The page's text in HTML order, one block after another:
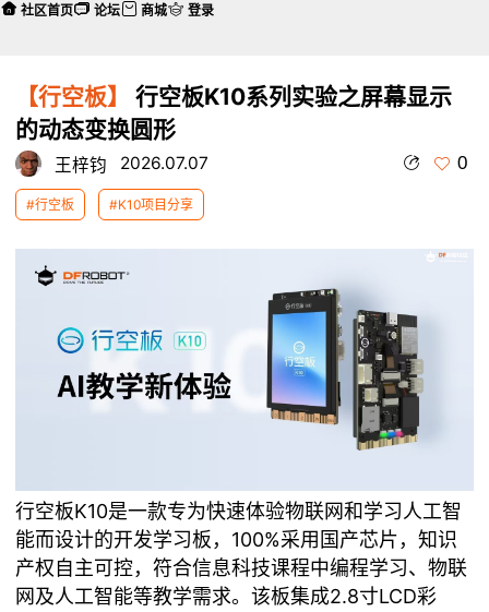
【行空板】
行空板K10系列实验之屏幕显示
的动态变换圆形
王梓钧 2026.07.07 0
#行空板 #K10项目分享
行空板K10是一款专为快速体验物联网和学习人工智
能而设计的开发学习板，100%采用国产芯片，知识
产权自主可控，符合信息科技课程中编程学习、物联
网及人工智能等教学需求。该板集成2.8寸LCD彩
社区首页 论坛 商城 登录